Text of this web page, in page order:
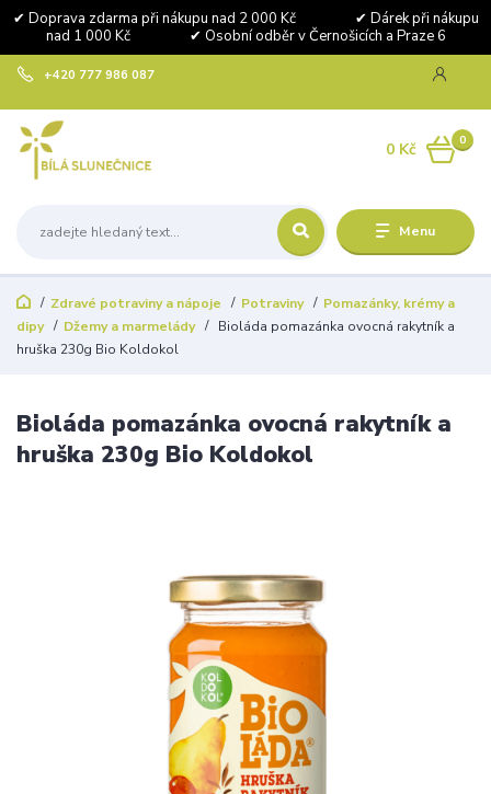
✔ Doprava zdarma při nákupu nad 2 000 Kč ✔ Dárek při nákupu
nad 1 000 Kč ✔ Osobní odběr v Černošicích a Praze 6
Menu
+420 777 986 087
0
0 Kč
Zdravé potraviny a nápoje Potraviny
Pomazánky, krémy a
dipy
Džemy a marmelády
Bioláda pomazánka ovocná rakytník a
hruška 230g Bio Koldokol
Bioláda pomazánka ovocná rakytník a
hruška 230g Bio Koldokol